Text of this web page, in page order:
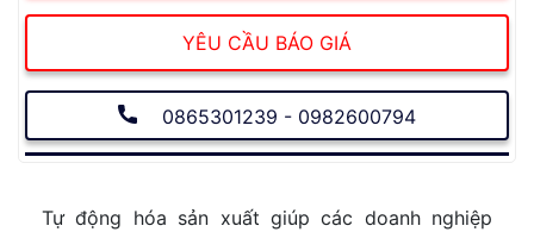
YÊU CẦU BÁO GIÁ
0865301239 - 0982600794
Tự động hóa sản xuất giúp các doanh nghiệp